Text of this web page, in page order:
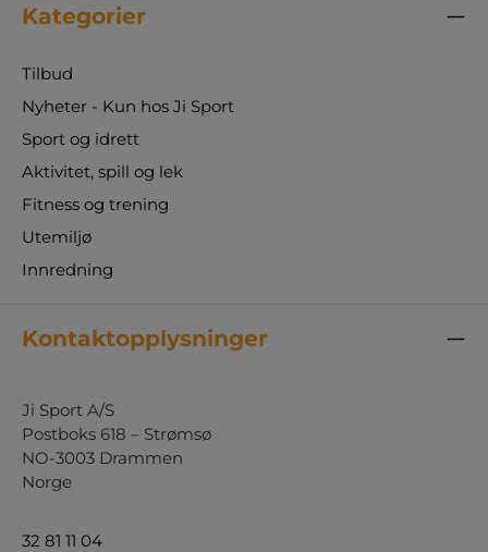
Kategorier
Tilbud
Nyheter - Kun hos Ji Sport
Sport og idrett
Aktivitet, spill og lek
Fitness og trening
Utemiljø
Innredning
Kontaktopplysninger
Ji Sport A/S
Postboks 618 – Strømsø
NO-3003 Drammen
Norge
32 81 11 04